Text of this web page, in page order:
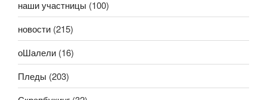
наши участницы (100)
новости (215)
оШалели (16)
Пледы (203)